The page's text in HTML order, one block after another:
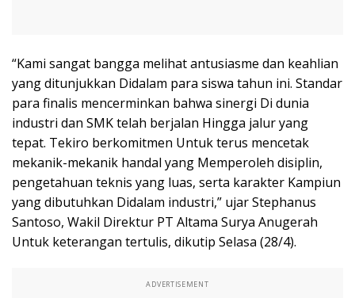
“Kami sangat bangga melihat antusiasme dan keahlian
yang ditunjukkan Didalam para siswa tahun ini. Standar
para finalis mencerminkan bahwa sinergi Di dunia
industri dan SMK telah berjalan Hingga jalur yang
tepat. Tekiro berkomitmen Untuk terus mencetak
mekanik-mekanik handal yang Memperoleh disiplin,
pengetahuan teknis yang luas, serta karakter Kampiun
yang dibutuhkan Didalam industri,” ujar Stephanus
Santoso, Wakil Direktur PT Altama Surya Anugerah
Untuk keterangan tertulis, dikutip Selasa (28/4).
ADVERTISEMENT